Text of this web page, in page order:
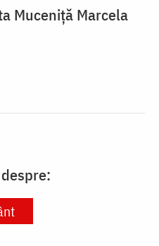
Muceniță Marcela